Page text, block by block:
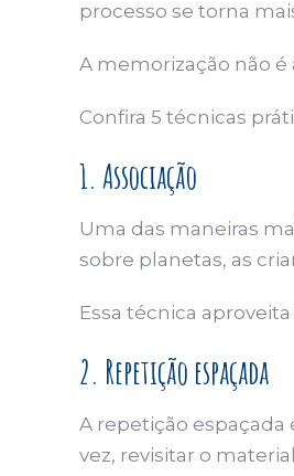
processo se torna
A memorização não
Confira 5 técnicas
1. Associação
Uma das maneiras
sobre planetas, as
Essa técnica
2. Repetição espaçada
A repetição
vez, revisitar o